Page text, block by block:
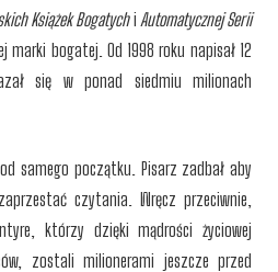
Książek Bogatychi Automatycznej Serii
bogatej. Od 1998 roku napisał 12
się w ponad siedmiu milionach
samego początku. Pisarz zadbał aby
czytania. Wręcz przeciwnie,
którzy dzięki mądrości życiowej
zostali milionerami jeszcze przed